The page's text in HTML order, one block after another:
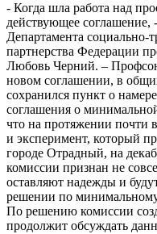
- Когда шла работа над
действующее соглашение,
Департамента социально-
партнерства Федерации
Любовь Черний. –
новом соглашении, в
сохранился пункт о
соглашения о
что на протяжении почти
и эксперимент, который
городе Отрадный, на
комиссии признан не
оставляют надежды и
решении по
По решению комиссии
продолжит обсуждать